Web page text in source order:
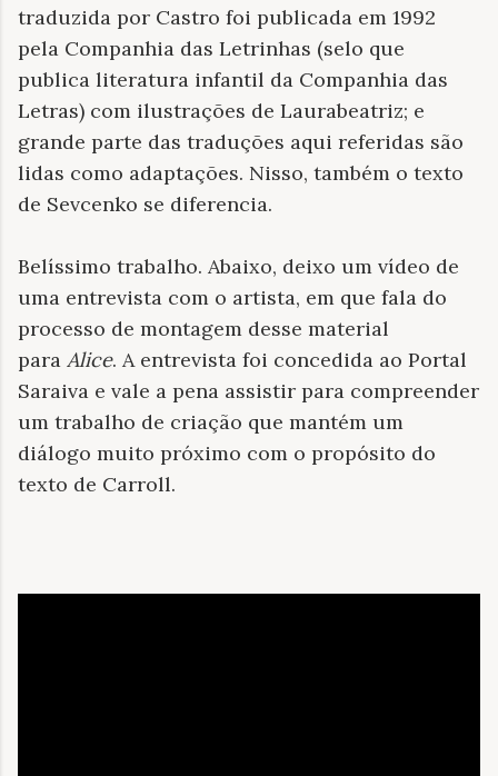
traduzida por Castro foi publicada em 1992
pela Companhia das Letrinhas (selo que
publica literatura infantil da Companhia das
Letras) com ilustrações de Laurabeatriz; e
grande parte das traduções aqui referidas são
lidas como adaptações. Nisso, também o texto
de Sevcenko se diferencia.
Belíssimo trabalho. Abaixo, deixo um vídeo de
uma entrevista com o artista, em que fala do
processo de montagem desse material
para Alice. A entrevista foi concedida ao Portal
Saraiva e vale a pena assistir para compreender
um trabalho de criação que mantém um
diálogo muito próximo com o propósito do
texto de Carroll.